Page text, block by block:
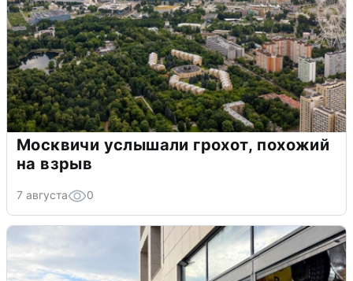
Москвичи услышали грохот, похожий
на взрыв
7 августа 0